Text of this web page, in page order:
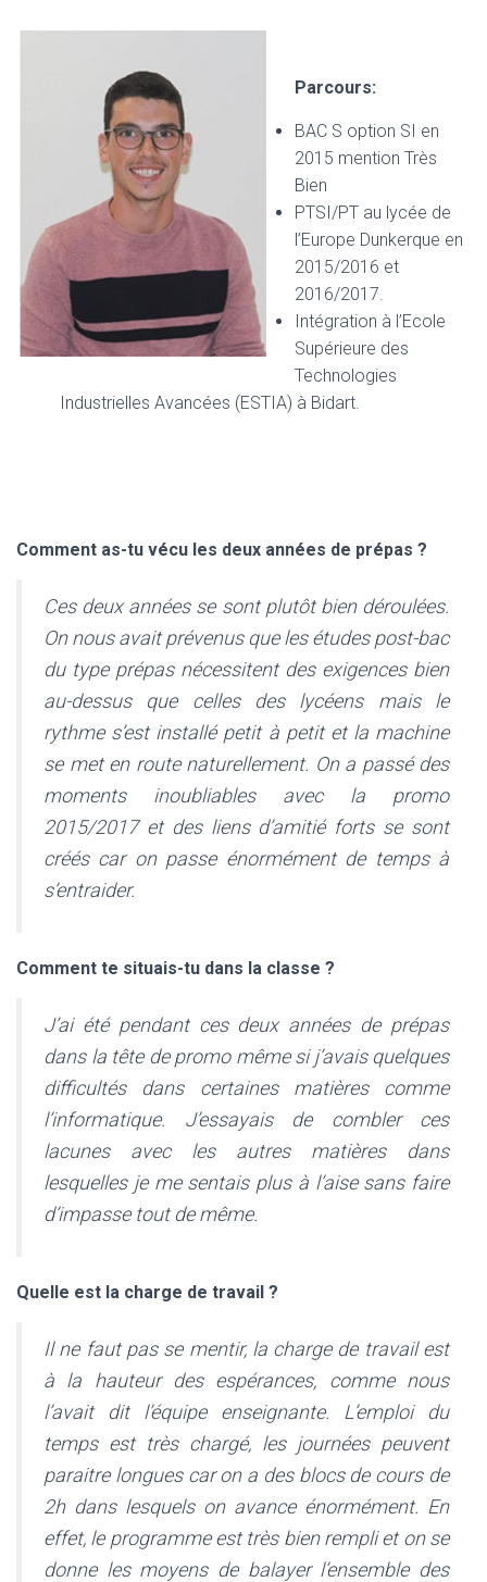
Parcours:
BAC S option SI en
2015 mention Très
Bien
PTSI/PT au lycée de
l’Europe Dunkerque en
2015/2016 et
2016/2017.
Intégration à l’Ecole
Supérieure des
Technologies
Industrielles Avancées (ESTIA) à Bidart.
Comment as-tu vécu les deux années de prépas ?
Ces deux années se sont plutôt bien déroulées.
On nous avait prévenus que les études post-bac
du type prépas nécessitent des exigences bien
au-dessus que celles des lycéens mais le
rythme s’est installé petit à petit et la machine
se met en route naturellement. On a passé des
moments inoubliables avec la promo
2015/2017 et des liens d’amitié forts se sont
créés car on passe énormément de temps à
s’entraider.
Comment te situais-tu dans la classe ?
J’ai été pendant ces deux années de prépas
dans la tête de promo même si j’avais quelques
difficultés dans certaines matières comme
l’informatique. J’essayais de combler ces
lacunes avec les autres matières dans
lesquelles je me sentais plus à l’aise sans faire
d’impasse tout de même.
Quelle est la charge de travail ?
Il ne faut pas se mentir, la charge de travail est
à la hauteur des espérances, comme nous
l’avait dit l’équipe enseignante. L’emploi du
temps est très chargé, les journées peuvent
paraitre longues car on a des blocs de cours de
2h dans lesquels on avance énormément. En
effet, le programme est très bien rempli et on se
donne les moyens de balayer l’ensemble des